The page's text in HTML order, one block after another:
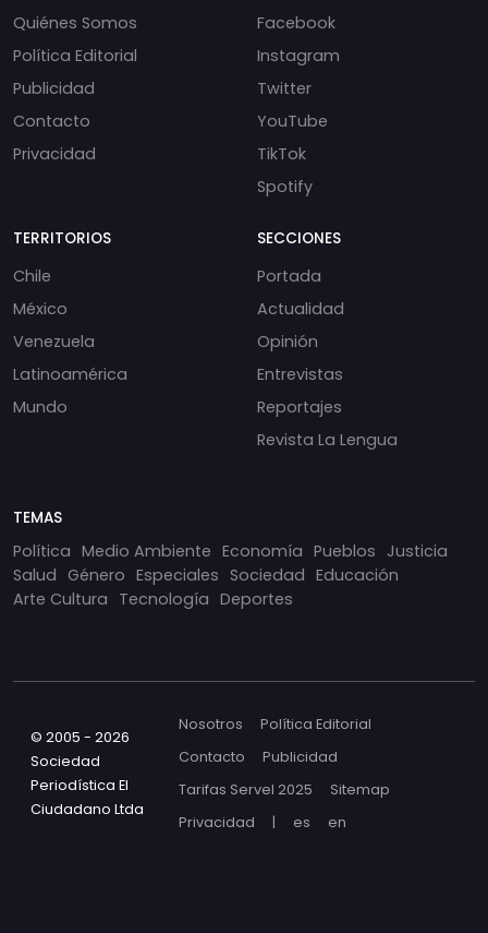
Quiénes Somos
Política Editorial
Publicidad
Contacto
Privacidad
Facebook
Instagram
Twitter
YouTube
TikTok
Spotify
TERRITORIOS
Chile
México
Venezuela
Latinoamérica
Mundo
SECCIONES
Portada
Actualidad
Opinión
Entrevistas
Reportajes
Revista La Lengua
TEMAS
Política Medio Ambiente Economía Pueblos Justicia
Salud Género Especiales Sociedad Educación
Arte Cultura Tecnología Deportes
© 2005 - 2026
Sociedad
Periodística El
Ciudadano Ltda
Nosotros
Política Editorial
Contacto
Publicidad
Tarifas Servel 2025
Sitemap
Privacidad
| es en